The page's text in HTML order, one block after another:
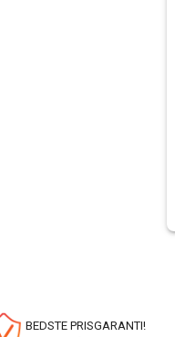
BEDSTE PRISGARANTI!